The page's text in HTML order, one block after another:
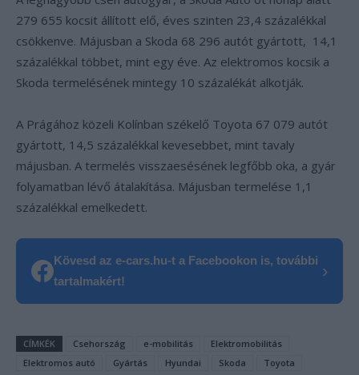
279 655 kocsit állított elő, éves szinten 23,4 százalékkal
csökkenve. Májusban a Skoda 68 296 autót gyártott, 14,1
százalékkal többet, mint egy éve. Az elektromos kocsik a
Skoda termelésének mintegy 10 százalékát alkotják.
A Prágához közeli Kolínban székelő Toyota 67 079 autót
gyártott, 14,5 százalékkal kevesebbet, mint tavaly
májusban. A termelés visszaesésének legfőbb oka, a gyár
folyamatban lévő átalakítása. Májusban termelése 1,1
százalékkal emelkedett.
Kövesd az e-cars.hu-t a Facebookon is, további
tartalmakért!
›
CÍMKÉK Csehország e-mobilitás
Elektromobilitás
Elektromos autó
Gyártás Hyundai Skoda Toyota